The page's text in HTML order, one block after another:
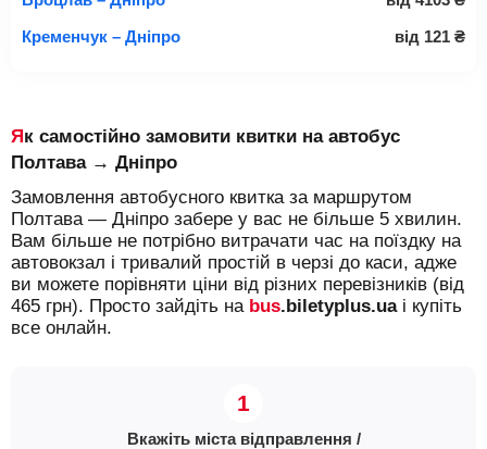
Кременчук – Дніпро
від 121 ₴
Як самостійно замовити квитки на автобус
Полтава → Дніпро
Замовлення автобусного квитка за маршрутом
Полтава — Дніпро забере у вас не більше 5 хвилин.
Вам більше не потрібно витрачати час на поїздку на
автовокзал і тривалий простій в черзі до каси, адже
ви можете порівняти ціни від різних перевізників (від
465 грн). Просто зайдіть на bus.biletyplus.uaі купіть
все онлайн.
Вкажіть міста відправлення /